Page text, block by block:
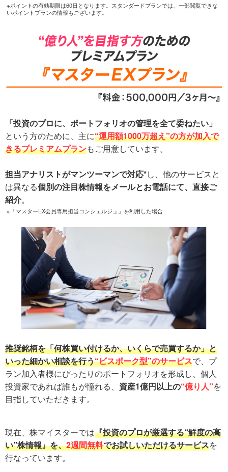
※ポイントの有効期限は60日となります。スタンダードプランでは、一部閲覧できな
いポイントプランの情報もございます。
「投資のプロに、ポートフォリオの管理を全て委ねたい」
という方のために、主に“運用額1000万超え”の方が加入で
きるプレミアムプランもご用意しています。
担当アナリストがマンツーマンで対応*し、他のサービスと
は異なる個別の注目株情報をメールとお電話にて、直接ご
紹介。
※「マスターEX会員専用担当コンシェルジュ」を利用した場合
推奨銘柄を「何株買い付けるか、いくらで売買するか」と
いった細かい相談を行う“ビスポーク型”のサービスで、プ
ラン加入者様にぴったりのポートフォリオを形成し、個人
投資家であれば誰もが憧れる、 資産1億円以上の“億り人”を
目指していただきます。
現在、株マイスターでは『投資のプロが厳選する“鮮度の高
い”株情報』を、2週間無料でお試しいただけるサービスを
行なっています。